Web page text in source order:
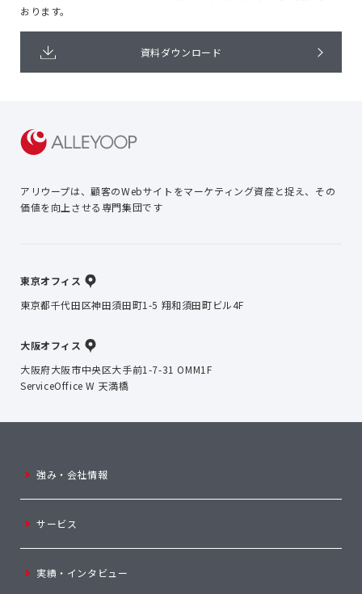
おります。
資料ダウンロード
アリウープは、顧客のWebサイトをマーケティング資産と捉え、 その
価値を向上させる専門集団です
東京オフィス
東京都千代田区神田須田町1-5 翔和須田町ビル4F
大阪オフィス
大阪府大阪市中央区大手前1-7-31 OMM1F
ServiceOffice W 天満橋
強み・会社情報
サービス
実績・インタビュー